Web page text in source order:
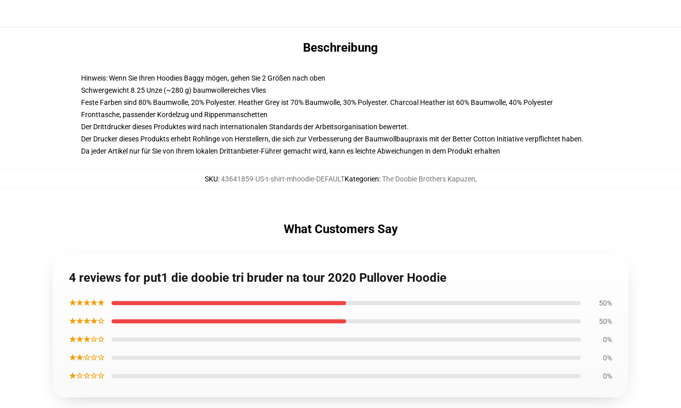
Beschreibung
Hinweis: Wenn Sie Ihren Hoodies Baggy mögen, gehen Sie 2 Größen nach oben
Schwergewicht 8.25 Unze (~280 g) baumwollereiches Vlies
Feste Farben sind 80% Baumwolle, 20% Polyester. Heather Grey ist 70% Baumwolle, 30% Polyester. Charcoal Heather ist 60% Baumwolle, 40% Polyester
Fronttasche, passender Kordelzug und Rippenmanschetten
Der Drittdrucker dieses Produktes wird nach internationalen Standards der Arbeitsorganisation bewertet.
Der Drucker dieses Produkts erhebt Rohlinge von Herstellern, die sich zur Verbesserung der Baumwollbaupraxis mit der Better Cotton Initiative verpflichtet haben.
Da jeder Artikel nur für Sie von Ihrem lokalen Drittanbieter-Führer gemacht wird, kann es leichte Abweichungen in dem Produkt erhalten
SKU:43641859-US-t-shirt-mhoodie-DEFAULTKategorien:The Doobie Brothers Kapuzen,
What Customers Say
4 reviews for put1 die doobie tri bruder na tour 2020 Pullover Hoodie
★★★★★ 50%
★★★★☆ 50%
★★★☆☆ 0%
★★☆☆☆ 0%
★☆☆☆☆ 0%